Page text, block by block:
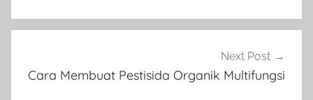
Next Post
Cara Membuat Pestisida Organik Multifungsi